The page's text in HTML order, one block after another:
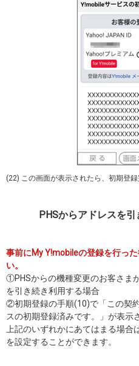
(22) この画面が表示されたら、初期登録
PHSからアドレスを
事前にMy Y!mobileの登録を行っ
い。
①PHSからの機種変更のお客さま
を引き続き利用する場合
②初期登録の手順(10)で「この契
スの初期登録済みです。」が表示
上記のいずれかにあてはまる場
を設定することができます。